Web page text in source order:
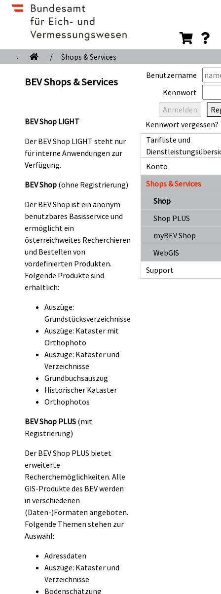
‹ / Shops & Services
BEV Shops & Services
BEV Shop LIGHT
Der BEV Shop LIGHT steht nur
für interne Anwendungen zur
Verfügung.
BEV Shop (ohne Registrierung)
Der BEV Shop ist ein anonym
benutzbares Basisservice und
ermöglicht ein
österreichweites Recherchieren
und Bestellen von
vordefinierten Produkten.
Folgende Produkte sind
erhältlich:
Auszüge:
Grundstücksverzeichnisse
Auszüge: Kataster mit
Orthophoto
Auszüge: Kataster und
Verzeichnisse
Grundbuchsauszug
Historischer Kataster
Orthophotos
BEV Shop PLUS (mit
Registrierung)
Der BEV Shop PLUS bietet
erweiterte
Recherchemöglichkeiten. Alle
GIS-Produkte des BEV werden
in verschiedenen
(Daten-)Formaten angeboten.
Folgende Themen stehen zur
Auswahl:
Adressdaten
Auszüge: Kataster und
Verzeichnisse
Bodenschätzung
Benutzername
Kennwort
Kennwort vergessen?
Tarifliste und
Konto
Shops & Services
Shop
Shop PLUS
myBEV Shop
WebGIS
Support